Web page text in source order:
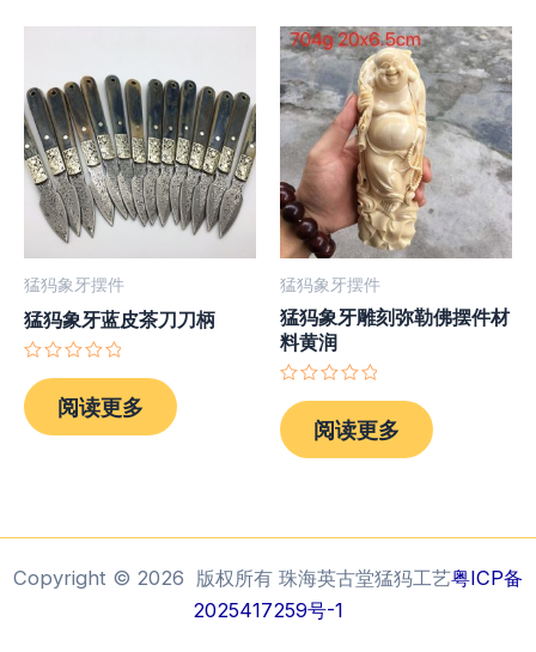
猛犸象牙摆件
猛犸象牙蓝皮茶刀刀柄
分
0
&sol;
阅读更多
猛犸象牙摆件
猛犸象牙雕刻弥勒佛摆件材
料黄润
分
0
&sol;
阅读更多
Copyright © 2026 版权所有 珠海英古堂猛犸工艺粤ICP备
2025417259号-1